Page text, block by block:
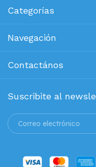
Categorías
Navegación
Contactános
Suscribite al